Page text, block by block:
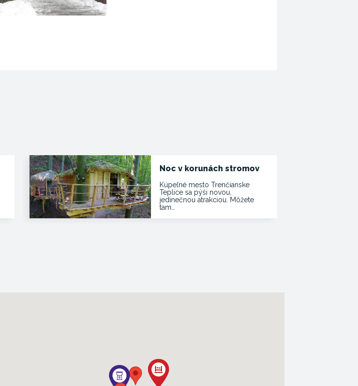
Noc v korunách stromov
Kúpeľné mesto Trenčianske
Teplice sa pýši novou,
jedinečnou atrakciou. Môžete
tam…